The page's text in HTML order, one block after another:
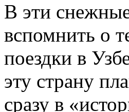
В эти
вспомнить о
поездки в
эту страну
сразу в